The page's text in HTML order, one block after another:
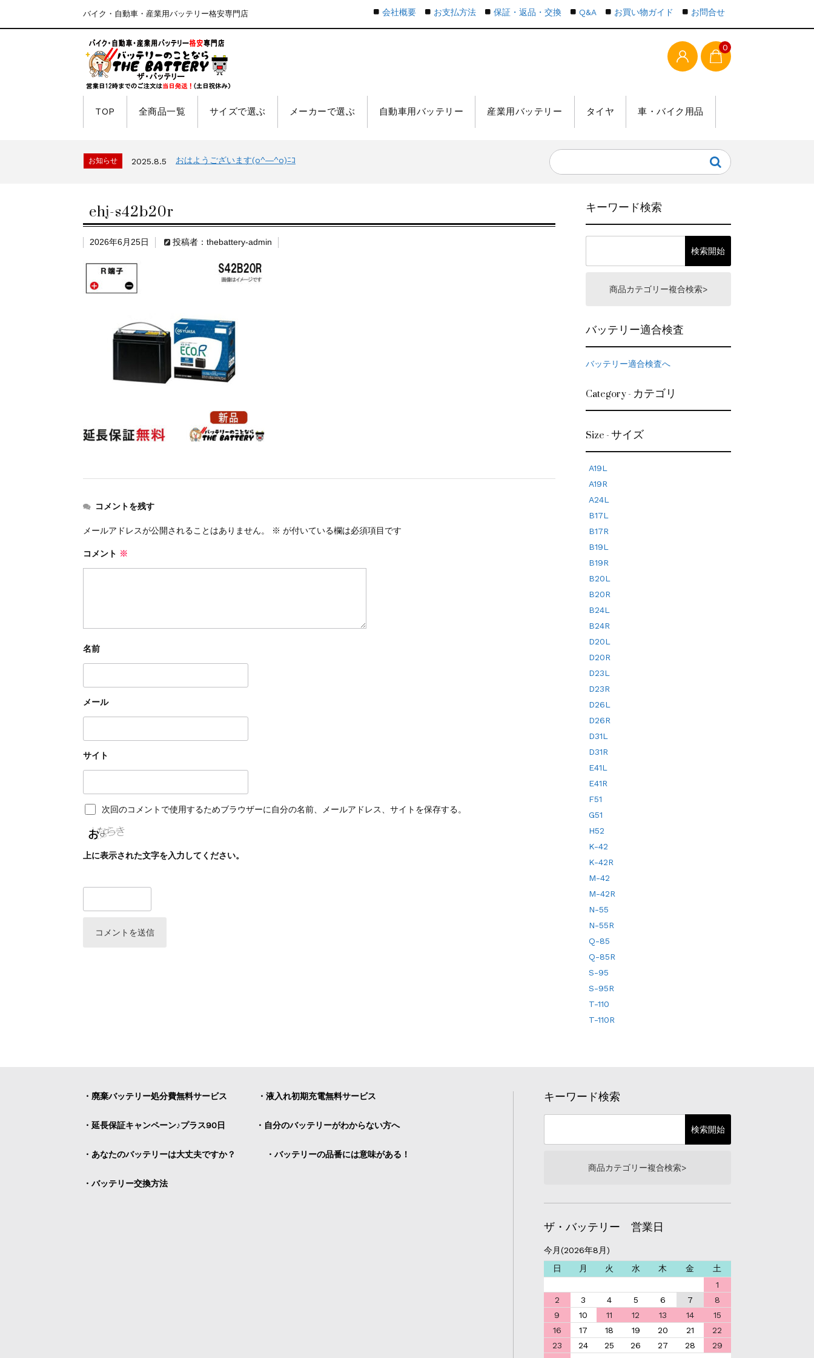
バイク・自動車・産業用バッテリー格安専門店
0
TOP 全商品一覧 サイズで選ぶ メーカーで選ぶ 自動車用バッテリー 産業用バッテリー タイヤ 車・バイク用品
会社概要 お支払方法 保証・返品・交換 Q&A お買い物ガイド お問合せ
お知らせ 2025.8.5 おはようございます(o^―^o)ﾆｺ
ehj-s42b20r
2026年6月25日 投稿者：thebattery-admin
コメントを残す
メールアドレスが公開されることはありません。 ※ が付いている欄は必須項目です
コメント ※
名前
メール
サイト
次回のコメントで使用するためブラウザーに自分の名前、メールアドレス、サイトを保存する。
上に表示された文字を入力してください。
キーワード検索
商品カテゴリー複合検索>
バッテリー適合検査
バッテリー適合検査へ
Category - カテゴリ
Size - サイズ
A19L
A19R
A24L
B17L
B17R
B19L
B19R
B20L
B20R
B24L
B24R
D20L
D20R
D23L
D23R
D26L
D26R
D31L
D31R
E41L
E41R
F51
G51
H52
K-42
K-42R
M-42
M-42R
N-55
N-55R
Q-85
Q-85R
S-95
S-95R
T-110
T-110R
キーワード検索
商品カテゴリー複合検索>
ザ・バッテリー 営業日
今月(2026年8月)
日
月 火 水 木 金
土
1
2
3 4 5 6 7
8
9
10 11 12 13 14
15
16
17 18 19 20 21
22
23
24 25 26 27 28
29
・廃棄バッテリー処分費無料サービス ・液入れ初期充電無料サービス
・延長保証キャンペーン♪プラス90日 ・自分のバッテリーがわからない方へ
・あなたのバッテリーは大丈夫ですか？ ・バッテリーの品番には意味がある！
・バッテリー交換方法